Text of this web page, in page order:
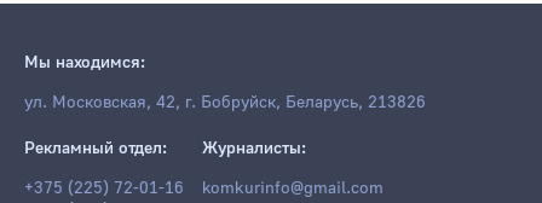
Мы находимся:
ул. Московская, 42, г. Бобруйск, Беларусь, 213826
Рекламный отдел:
+375 (225) 72-01-16
Журналисты:
komkurinfo@gmail.com